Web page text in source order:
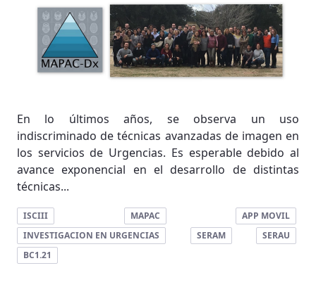
En lo últimos años, se observa un uso
indiscriminado de técnicas avanzadas de imagen en
los servicios de Urgencias. Es esperable debido al
avance exponencial en el desarrollo de distintas
técnicas...
ISCIII MAPAC
APP MOVIL
INVESTIGACION EN URGENCIAS
SERAM
SERAU
BC1.21